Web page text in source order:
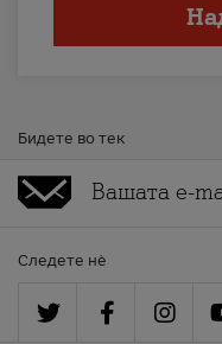
Бидете во тек
Следете нè